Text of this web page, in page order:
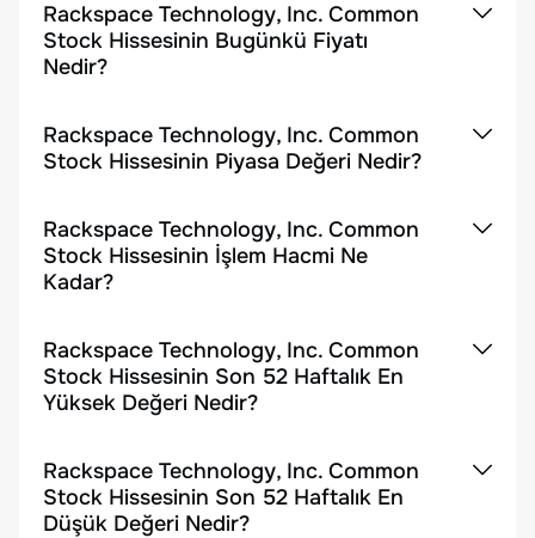
Rackspace Technology, Inc. Common
Stock Hissesinin Bugünkü Fiyatı
Nedir?
Rackspace Technology, Inc. Common
Stock Hissesinin Piyasa Değeri Nedir?
Rackspace Technology, Inc. Common
Stock Hissesinin İşlem Hacmi Ne
Kadar?
Rackspace Technology, Inc. Common
Stock Hissesinin Son 52 Haftalık En
Yüksek Değeri Nedir?
Rackspace Technology, Inc. Common
Stock Hissesinin Son 52 Haftalık En
Düşük Değeri Nedir?